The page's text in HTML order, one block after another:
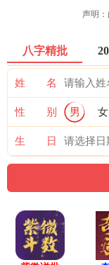
声明
八字精批
姓 名
性 别 男 女
生 日